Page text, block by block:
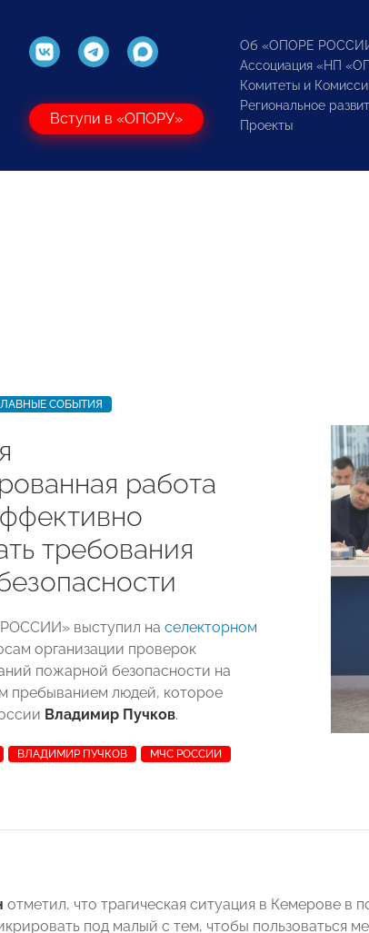
Вступи в «ОПОРУ»
Об «ОПОРЕ
Ассоциация «НП
Комитеты и
Региональное
Проекты
СОБЫТИЯ
работа
требования
выступил на селекторном
организации проверок
пожарной безопасности на
пребыванием людей, которое
Владимир Пучков.
ВЛАДИМИР ПУЧКОВ МЧС РОССИИ
отметил, что трагическая ситуация в Кемерове в
под малый с тем, чтобы пользоваться